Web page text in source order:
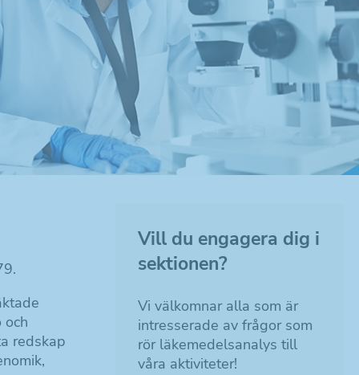
och
redskap
Vill du engagera dig i
sektionen?
Vi välkomnar alla som är
intresserade av frågor som
rör läkemedelsanalys till
våra aktiviteter!